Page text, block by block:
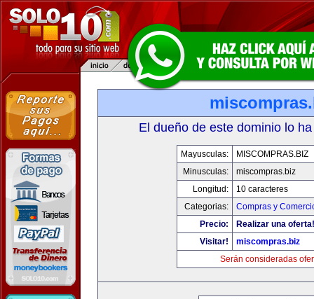
El dueño de este dominio lo
Mayusculas:
MISCOMPRAS.BIZ
Minusculas:
miscompras.biz
Longitud:
10 caracteres
Categorias:
Compras y
Precio:
Realizar una oferta!
Visitar!
miscompras.biz
Serán consideradas